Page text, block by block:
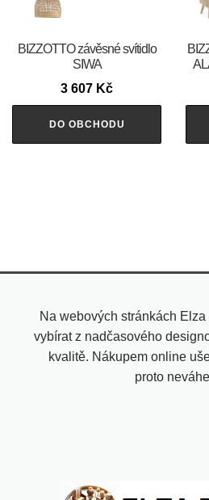
BIZZOTTO závěsné svítidlo
SIWA
3 607 Kč
DO OBCHODU
Na webových stránkách
vybírat z nadčasového
kvalitě. Nákupem online
proto